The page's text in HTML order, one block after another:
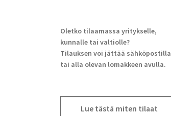
Oletko tilaamassa yritykselle,
kunnalle tai valtiolle?
Tilauksen voi jättää sähköpostilla
tai alla olevan lomakkeen avulla.
Lue tästä miten tilaat